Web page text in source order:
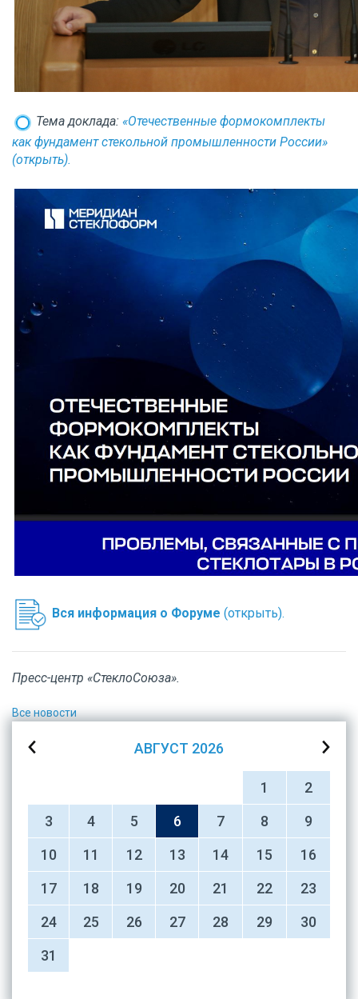
Тема доклада: «Отечественные формокомплекты
как фундамент стекольной промышленности России»
(открыть).
Вся информация о Форуме (открыть).
Пресс-центр «СтеклоСоюза».
Все новости
АВГУСТ 2026
1
2
3
4 5 6 7 8
9
10
11 12 13 14 15
16
17
18 19 20 21 22
23
24
25 26 27 28 29
30
31